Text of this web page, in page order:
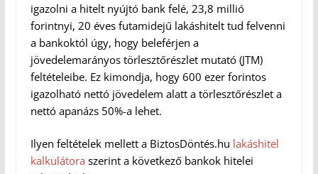
igazolni a hitelt nyújtó bank felé, 23,8 millió
forintnyi, 20 éves futamidejű lakáshitelt tud felvenni
a bankoktól úgy, hogy beleférjen a
jövedelemarányos törlesztőrészlet mutató (JTM)
feltételeibe. Ez kimondja, hogy 600 ezer forintos
igazolható nettó jövedelem alatt a törlesztőrészlet a
nettó apanázs 50%-a lehet.
Ilyen feltételek mellett a BiztosDöntés.hu lakáshitel
kalkulátora szerint a következő bankok hitelei